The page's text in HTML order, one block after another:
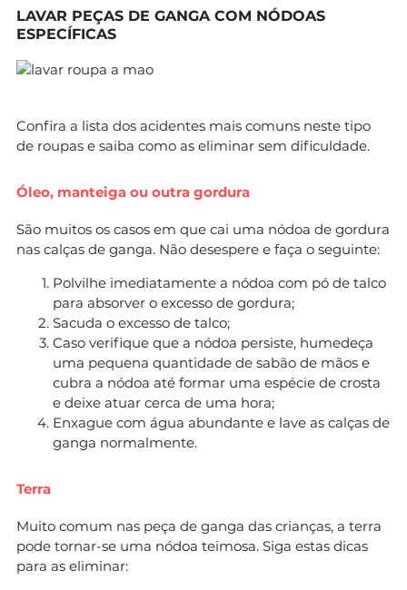
LAVAR PEÇAS DE GANGA COM NÓDOAS
ESPECÍFICAS
Confira a lista dos acidentes mais comuns neste tipo
de roupas e saiba como as eliminar sem dificuldade.
Óleo, manteiga ou outra gordura
São muitos os casos em que cai uma nódoa de gordura
nas calças de ganga. Não desespere e faça o seguinte:
Polvilhe imediatamente a nódoa com pó de talco
para absorver o excesso de gordura;
Sacuda o excesso de talco;
Caso verifique que a nódoa persiste, humedeça
uma pequena quantidade de sabão de mãos e
cubra a nódoa até formar uma espécie de crosta
e deixe atuar cerca de uma hora;
Enxague com água abundante e lave as calças de
ganga normalmente.
Terra
Muito comum nas peça de ganga das crianças, a terra
pode tornar-se uma nódoa teimosa. Siga estas dicas
para as eliminar: